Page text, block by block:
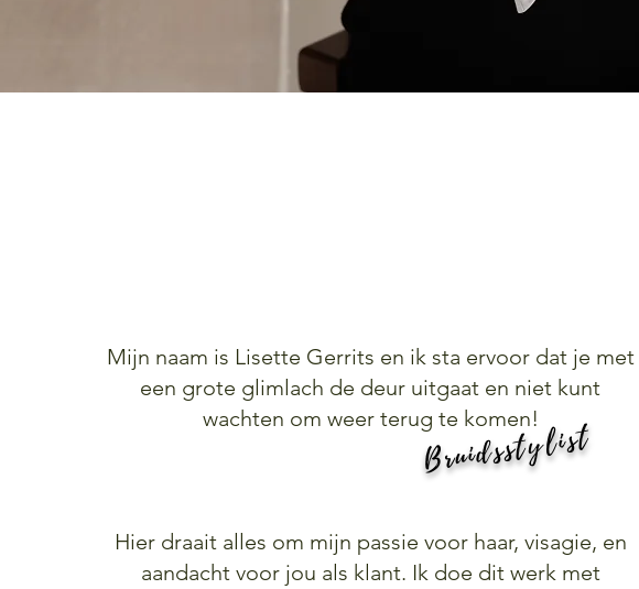
Mijn naam is Lisette Gerrits en ik sta ervoor dat je met
een grote glimlach de deur uitgaat en niet kunt
wachten om weer terug te komen!
Hier draait alles om mijn passie voor haar, visagie, en
aandacht voor jou als klant. Ik doe dit werk met
Bruidsstylist